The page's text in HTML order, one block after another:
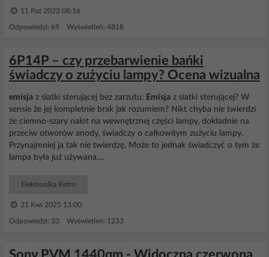
11 Paź 2023 08:16
Odpowiedzi: 69 Wyświetleń: 4818
6P14P – czy przebarwienie bańki
świadczy o zużyciu lampy? Ocena wizualna
emisja z siatki sterującej bez zarzutu: Emisja z siatki sterującej? W
sensie że jej kompletnie brak jak rozumiem? Nikt chyba nie twierdzi
że ciemno-szary nalot na wewnętrznej części lampy, dokładnie na
przeciw otworów anody, świadczy o całkowitym zużyciu lampy.
Przynajmniej ja tak nie twierdzę. Może to jednak świadczyć o tym że
lampa była już używana....
Elektronika Retro
21 Kwi 2025 13:00
Odpowiedzi: 33 Wyświetleń: 1233